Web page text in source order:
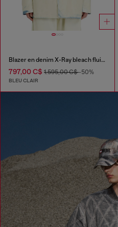
Blazer en denim X-Ray bleach fluide
797,00 C$ 1.595,00 C$-50%
BLEU CLAIR